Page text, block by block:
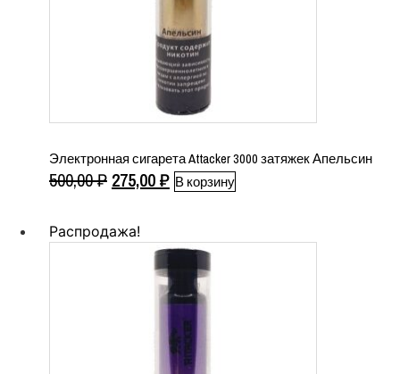
Электронная сигарета Attacker 3000 затяжек Апельсин
500,00₽ Первоначальная
составляла
500,00 ₽.
275,00₽Текущая
В корзину
Распродажа!